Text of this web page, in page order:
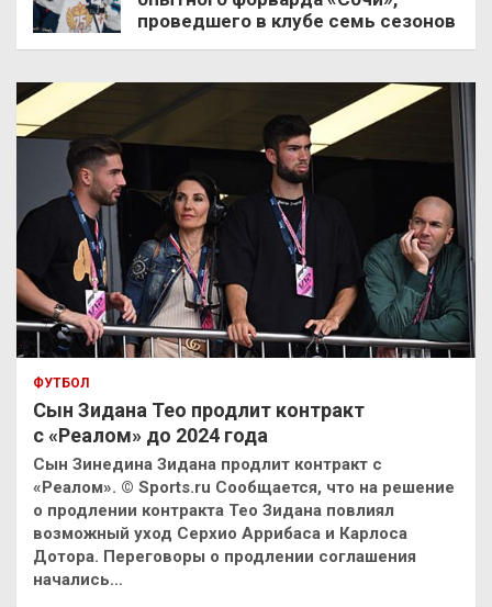
проведшего в клубе семь сезонов
ФУТБОЛ
Сын Зидана Тео продлит контракт
с «Реалом» до 2024 года
Сын Зинедина Зидана продлит контракт с
«Реалом». © Sports.ru Сообщается, что на решение
о продлении контракта Тео Зидана повлиял
возможный уход Серхио Аррибаса и Карлоса
Дотора. Переговоры о продлении соглашения
начались…